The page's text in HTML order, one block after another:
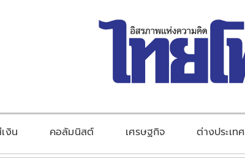
งิน คอลัมนิสต์ เศรษฐกิจ ต่างประเทศ